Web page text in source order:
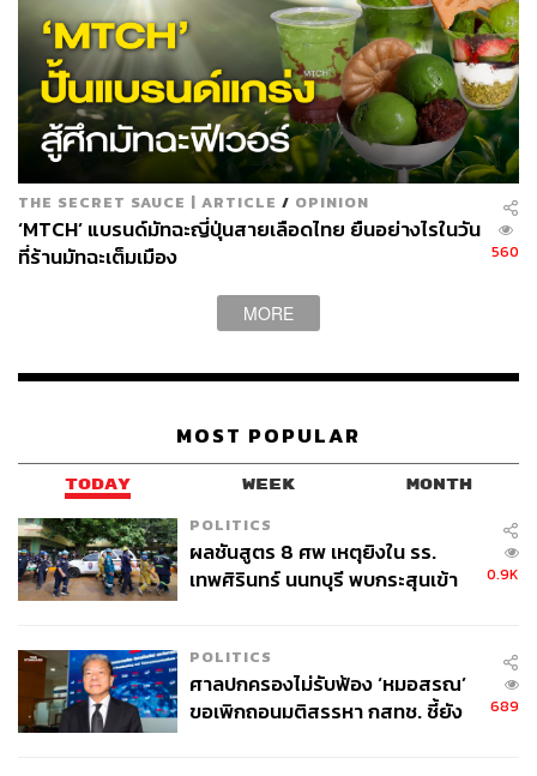
THE SECRET SAUCE | ARTICLE / OPINION
‘MTCH’ แบรนด์มัทฉะญี่ปุ่นสายเลือดไทย ยืนอย่างไรในวัน
ที่ร้านมัทฉะเต็มเมือง
560
MORE
MOST POPULAR
TODAY WEEK MONTH
POLITICS
ผลชันสูตร 8 ศพ เหตุยิงใน รร.
เทพศิรินทร์ นนทบุรี พบกระสุนเข้า
0.9K
POLITICS
ศาลปกครองไม่รับฟ้อง ‘หมอสรณ’
ขอเพิกถอนมติสรรหา กสทช. ชี้ยัง
689